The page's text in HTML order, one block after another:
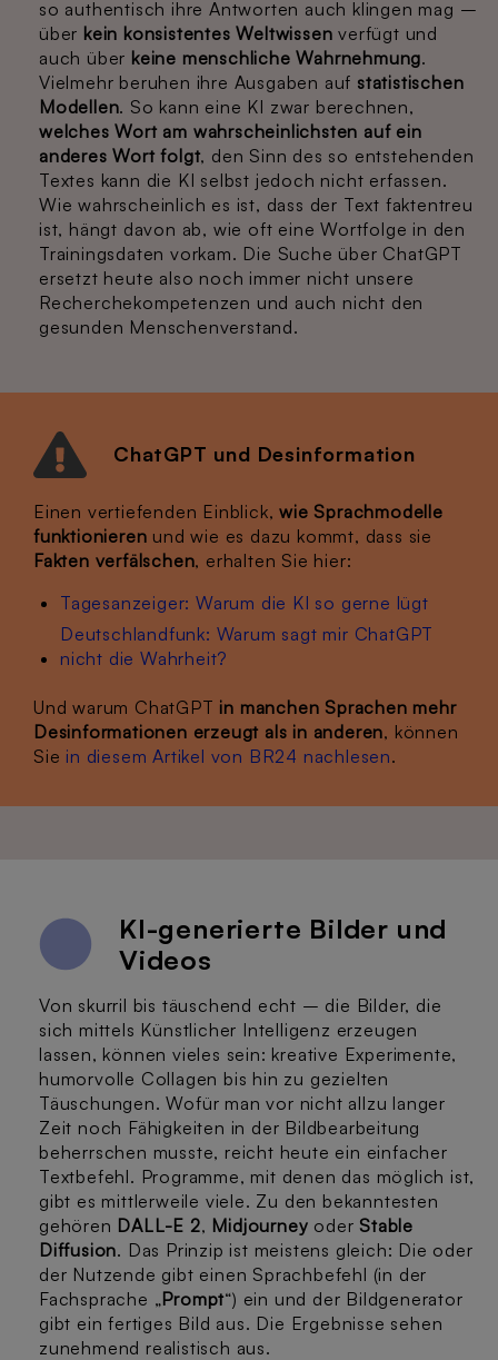
so authentisch ihre Antworten auch klingen mag –
über kein konsistentes Weltwissen verfügt und
auch über keine menschliche Wahrnehmung.
Vielmehr beruhen ihre Ausgaben auf statistischen
Modellen. So kann eine KI zwar berechnen,
welches Wort am wahrscheinlichsten auf ein
anderes Wort folgt, den Sinn des so entstehenden
Textes kann die KI selbst jedoch nicht erfassen.
Wie wahrscheinlich es ist, dass der Text faktentreu
ist, hängt davon ab, wie oft eine Wortfolge in den
Trainingsdaten vorkam. Die Suche über ChatGPT
ersetzt heute also noch immer nicht unsere
Recherchekompetenzen und auch nicht den
gesunden Menschenverstand.
ChatGPT und Desinformation
Einen vertiefenden Einblick,wie Sprachmodelle
funktionieren und wie es dazu kommt, dass sie
Fakten verfälschen, erhalten Sie hier:
Tagesanzeiger: Warum die KI so gerne lügt
Deutschlandfunk: Warum sagt mir ChatGPT
nicht die Wahrheit?
Und warum ChatGPT in manchen Sprachen mehr
Desinformationen erzeugt als in anderen, können
Sie in diesem Artikel von BR24 nachlesen.
KI-generierte Bilder und
Videos
Von skurril bis täuschend echt – die Bilder, die
sich mittels Künstlicher Intelligenz erzeugen
lassen, können vieles sein: kreative Experimente,
humorvolle Collagen bis hin zu gezielten
Täuschungen. Wofür man vor nicht allzu langer
Zeit noch Fähigkeiten in der Bildbearbeitung
beherrschen musste, reicht heute ein einfacher
Textbefehl. Programme, mit denen das möglich ist,
gibt es mittlerweile viele. Zu den bekanntesten
gehören DALL-E 2, Midjourney oder Stable
Diffusion. Das Prinzip ist meistens gleich: Die oder
der Nutzende gibt einen Sprachbefehl (in der
Fachsprache „Prompt“) ein und der Bildgenerator
gibt ein fertiges Bild aus. Die Ergebnisse sehen
zunehmend realistisch aus.